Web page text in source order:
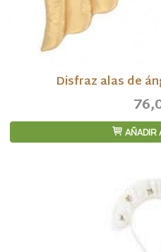
Disfraz alas de
AÑADIR